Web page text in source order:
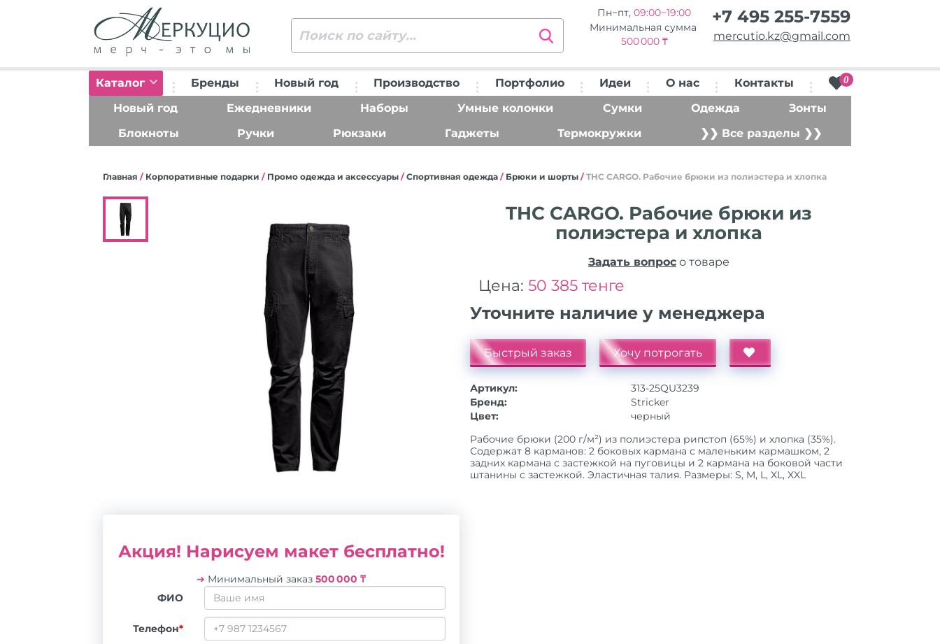
Пн−пт, 09:00−19:00
Минимальная сумма
500 000 ₸
+7 495 255-7559
mercutio.kz@gmail.com
Каталог Бренды Новый год Производство Портфолио Идеи О нас Контакты 0
Новый год Ежедневники Наборы Умные колонки Сумки Одежда
Зонты
Блокноты
Ручки Рюкзаки Гаджеты Термокружки ❯❯ Все разделы ❯❯
Главная / Корпоративные подарки / Промо одежда и аксессуары / Спортивная одежда / Брюки и шорты / THC CARGO. Рабочие брюки из полиэстера и хлопка
Акция! Нарисуем макет бесплатно!
➔ Минимальный заказ 500 000 ₸
ФИО
Телефон*
THC CARGO. Рабочие брюки из
полиэстера и хлопка
Задать вопрос о товаре
Цена: 50 385 тенге
Уточните наличие у менеджера
Быстрый заказ Хочу потрогать
Артикул:
313-25QU3239
Бренд:
Stricker
Цвет:
черный
Рабочие брюки (200 г/м²) из полиэстера рипстоп (65%) и хлопка (35%).
Содержат 8 карманов: 2 боковых кармана с маленьким кармашком, 2
задних кармана с застежкой на пуговицы и 2 кармана на боковой части
штанины с застежкой. Эластичная талия. Размеры: S, M, L, XL, XXL